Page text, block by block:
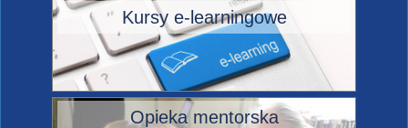
Kursy e-learningowe
Opieka mentorska